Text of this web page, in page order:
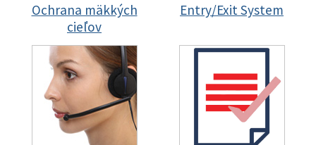
Ochrana mäkkých
cieľov
Entry/Exit System